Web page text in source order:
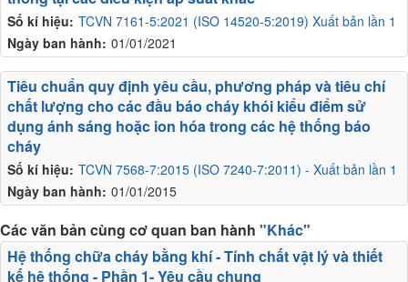
Số kí hiệu: TCVN 7161-5:2021 (ISO 14520-5:2019) Xuất bản lần 1
Ngày ban hành: 01/01/2021
Số kí hiệu: TCVN 7568-7:2015 (ISO 7240-7:2011) - Xuất bản lần 1
Ngày ban hành: 01/01/2015
Tiêu chuẩn quy định yêu cầu, phương pháp và tiêu chí
chất lượng cho các đầu báo cháy khói kiểu điểm sử
dụng ánh sáng hoặc ion hóa trong các hệ thống báo
cháy
Các văn bản cùng cơ quan ban hành "Khác"
Hệ thống chữa cháy bằng khí - Tính chất vật lý và thiết
kế hệ thống - Phần 1- Yêu cầu chung